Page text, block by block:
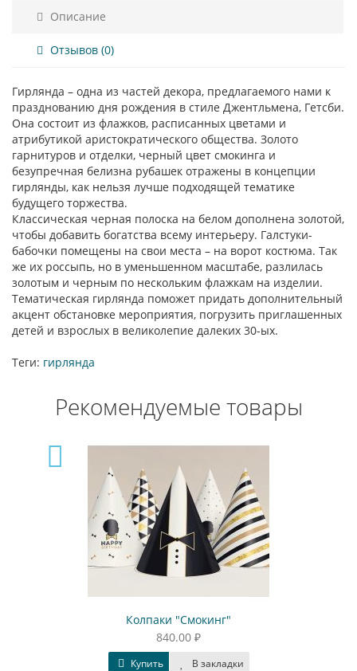
Описание
Отзывов (0)
Гирлянда – одна из частей декора, предлагаемого нами к
празднованию дня рождения в стиле Джентльмена, Гетсби.
Она состоит из флажков, расписанных цветами и
атрибутикой аристократического общества. Золото
гарнитуров и отделки, черный цвет смокинга и
безупречная белизна рубашек отражены в концепции
гирлянды, как нельзя лучше подходящей тематике
будущего торжества.
Классическая черная полоска на белом дополнена золотой,
чтобы добавить богатства всему интерьеру. Галстуки-
бабочки помещены на свои места – на ворот костюма. Так
же их россыпь, но в уменьшенном масштабе, разлилась
золотым и черным по нескольким флажкам на изделии.
Тематическая гирлянда поможет придать дополнительный
акцент обстановке мероприятия, погрузить приглашенных
детей и взрослых в великолепие далеких 30-ых.
Теги: гирлянда
Рекомендуемые товары
Колпаки "Смокинг"
В закладки